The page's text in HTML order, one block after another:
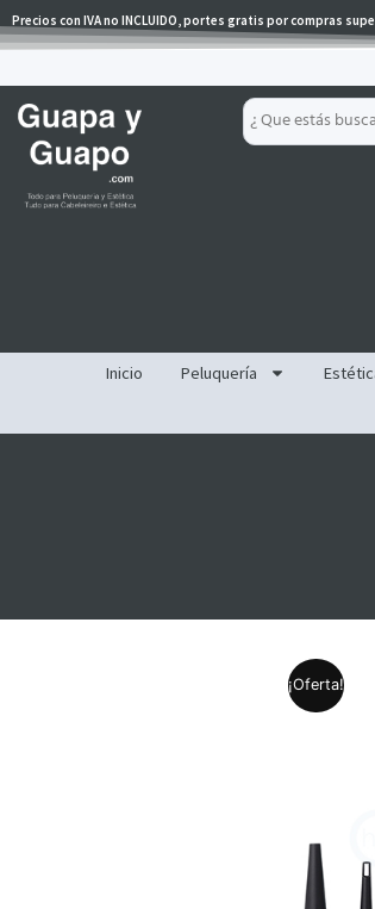
al
Precios con IVA no INCLUIDO, portes gratis por compras
Search
...
Inicio Peluquería
¡Oferta!